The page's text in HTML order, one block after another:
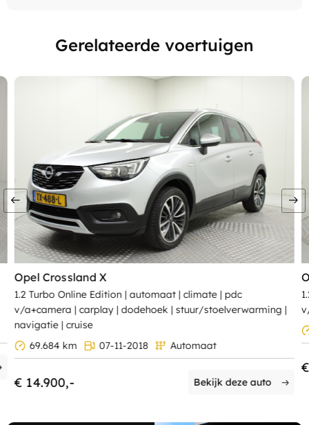
Gerelateerde voertuigen
Opel Crossland X
1.2 Turbo Online Edition | automaat | climate | pdc
v/a+camera | carplay | dodehoek | stuur/stoelverwarming |
navigatie | cruise
69.684 km
07-11-2018 Automaat
€ 14.900,- Bekijk deze auto